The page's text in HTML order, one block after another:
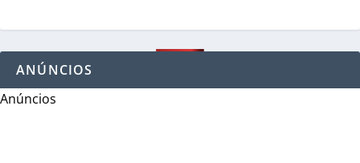
ANÚNCIOS
Anúncios